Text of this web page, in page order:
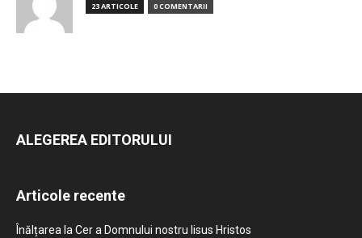
23 ARTICOLE 0 COMENTARII
ALEGEREA EDITORULUI
Articole recente
Înălțarea la Cer a Domnului nostru Iisus Hristos